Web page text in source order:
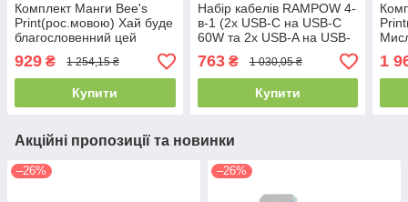
Комплект Манги Bee's
Print(рос.мовою) Хай буде
благословенний цей
прекрасний світ Kono
Subarashii BP KSSET
01(PS)
929 ₴ 1 254,15 ₴
Купити
Набір кабелів RAMPOW 4-
в-1 (2x USB-C на USB-C
60W та 2x USB-A на USB-
C) 1м, Швидка зарядка
Fast Charge, Чорний
(RAG01)
763₴ 1 030,05 ₴
Купити
BP
1
Акційні пропозиції та новинки
–26% –26%